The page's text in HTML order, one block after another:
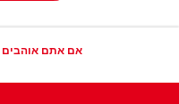
אם אתם אוהבים